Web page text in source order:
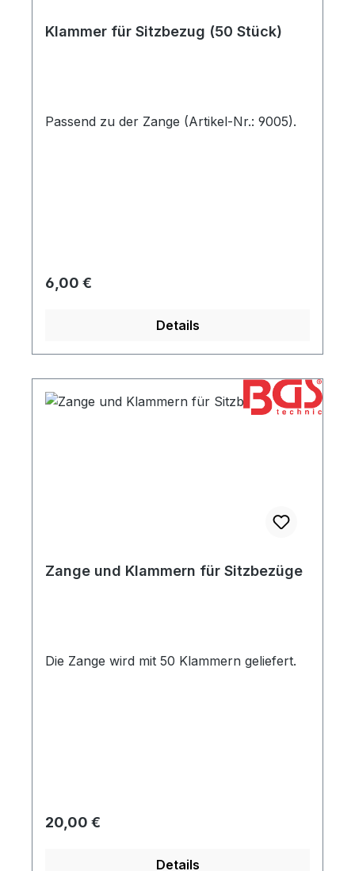
Klammer für Sitzbezug (50 Stück)
Passend zu der Zange (Artikel-Nr.: 9005).
Regulärer Preis:
6,00 €
Details
Zange und Klammern für Sitzbezüge
Die Zange wird mit 50 Klammern geliefert.
Regulärer Preis:
20,00 €
Details